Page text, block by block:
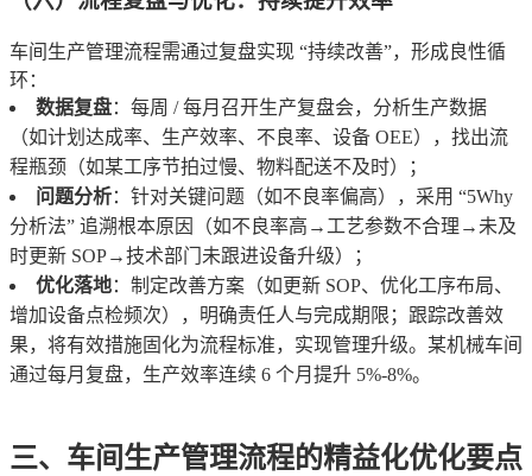
车间生产管理流程需通过复盘实现 “持续改善”，形成良性循
环：
数据复盘：每周 / 每月召开生产复盘会，分析生产数据
（如计划达成率、生产效率、不良率、设备 OEE），找出流
程瓶颈（如某工序节拍过慢、物料配送不及时）；
问题分析：针对关键问题（如不良率偏高），采用 “5Why
分析法” 追溯根本原因（如不良率高→工艺参数不合理→未及
时更新 SOP→技术部门未跟进设备升级）；
优化落地：制定改善方案（如更新 SOP、优化工序布局、
增加设备点检频次），明确责任人与完成期限；跟踪改善效
果，将有效措施固化为流程标准，实现管理升级。某机械车间
通过每月复盘，生产效率连续 6 个月提升 5%-8%。
三、车间生产管理流程的精益化优化要点